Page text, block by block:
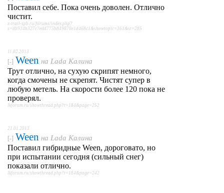
Поставил себе. Пока очень доволен. Отлично
чистит.
x-trail-spb.ru/forums/index.php?
s=db934b327c7edd775b849870e1d468c1&showtopic=361&st=285
11.02.2013
[-] Ween на Lada Калина
Трут отлично, на сухую скрипят немного,
когда смочены не скрепят. Чистят супер в
любую метель. На скорости более 120 пока не
проверял.
lkforum.ru/showthread.php?t=184&page=252
21.01.2013
[-] Ween на Lada Калина
Поставил гибридные Ween, дороговато, но
при испытании сегодня (сильный снег)
показали отлично.
lkforum.ru/showthread.php?t=184&page=242